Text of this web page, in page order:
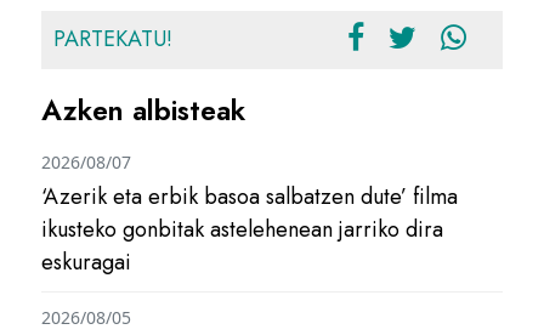
PARTEKATU!
Azken albisteak
‘Azerik eta erbik basoa salbatzen dute’ filma
ikusteko gonbitak astelehenean jarriko dira
eskuragai
2026/08/07
2026/08/05